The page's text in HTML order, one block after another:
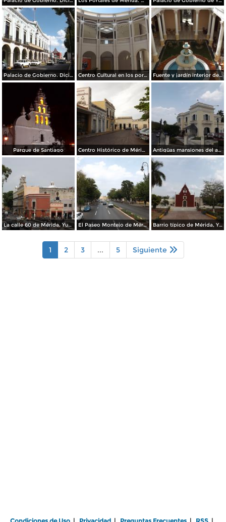
Palacio de Gobierno. Diciembre/2014 Centro Cultural en los portales de Mérida. Diciembre/2014 Fuente y jardín interior del Hotel Misión Mérida. Diciembre/2014
Parque de Santiago Centro Histórico de Mérida, Yucatán. Abril/2013 Antigüas mansiones del auge del henequén. Mérida. Abril/2013
La calle 60 de Mérida, Yucatán. Abril/2013 El Paseo Montejo de Mérida, Yucatán. Abril/2013 Barrio típico de Mérida, Yucatán. Abril/2013
1 2 3 ... 5 Siguiente
Condiciones de Uso | Privacidad | Preguntas Frecuentes | RSS |